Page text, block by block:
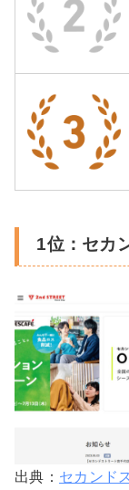
1位：セカ
出典： セカンド